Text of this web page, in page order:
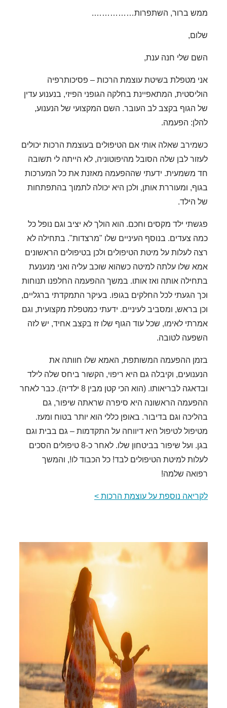
ממש ברור, השתפרות…………….
שלום,
השם שלי חנה ענת,
אני מטפלת בשיטת עוצמת הרכות – פסיכותרפיה
הוליסטית, המתאפיינת בחלקה הגופני הפיזי, בנענוע עדין
של הגוף בקצב לב העובר. השם המקצועי של הנענוע,
להלן: הפעמה.
כשמירב שאלה אותי אם הטיפולים בעוצמת הרכות יכולים
לעזור לבן שלה הסובל מהיפוטוניה, לא הייתה לי תשובה
חד משמעית. ידעתי שההפעמה מאזנת את כל המערכות
בגוף, ומעוררת אותן, ולכן היא יכולה לתמוך בהתפתחות
של הילד.
פגשתי ילד מקסים וחכם. הוא הולך לא יציב וגם נופל כל
כמה צעדים. בנוסף העיניים שלו "מרצדות". בתחילה לא
רצה לעלות על מיטת הטיפולים ולכן בטיפולים הראשונים
אמא שלו עלתה למיטה כשהוא שוכב עליה ואני מנענעת
בתחילה אותה ואז אותו. במשך ההפעמה החלפנו תנוחות
וכך הגעתי לכל החלקים בגופו. בעיקר התמקדתי ברגליים,
וכן בראש, ומסביב לעיניים. ידעתי כמטפלת מקצועית, וגם
אמרתי לאימו, שכל עוד הגוף שלו זז בקצב אחיד, יש לזה
השפעה לטובה.
בזמן ההפעמה המשותפת, האמא שלו חוותה את
הנענועים, וקיבלה גם היא ריפוי, הקשור ביחס שלה לילד
ובדאגה לבריאותו. (הוא הכי קטן מבין 8 ילדיה). כבר לאחר
ההפעמה הראשונה היא סיפרה שראתה שיפור, גם
בהליכה וגם בדיבור. באופן כללי הוא יותר בטוח ומעז.
מטיפול לטיפול היא דיווחה על התקדמות – גם בבית וגם
בגן. ועל שיפור בביטחון שלו. לאחר כ-8 טיפולים הסכים
לעלות למיטת הטיפולים לבד! כל הכבוד לו!, והמשך
רפואה שלמה!
לקריאה נוספת על עוצמת הרכות >